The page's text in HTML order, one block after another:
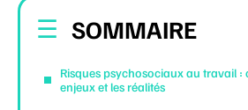
SOMMAIRE
Risques psychosociaux au travail :
enjeux et les réalités